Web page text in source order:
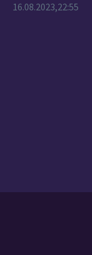
16.08.2023,22:55